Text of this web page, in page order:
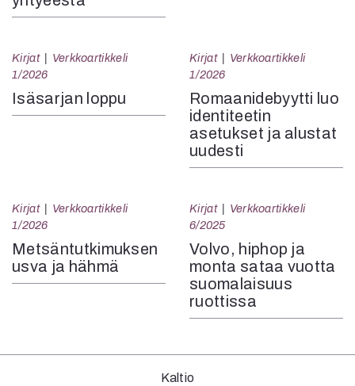
Kirjat
Verkkoartikkeli
1/2026
Isäsarjan loppu
Kirjat
Verkkoartikkeli
1/2026
Romaanidebyytti luo
identiteetin
asetukset ja alustat
uudesti
Kirjat
Verkkoartikkeli
1/2026
Metsäntutkimuksen
usva ja hähmä
Kirjat
Verkkoartikkeli
6/2025
Volvo, hiphop ja
monta sataa vuotta
suomalaisuus
ruottissa
Kaltio